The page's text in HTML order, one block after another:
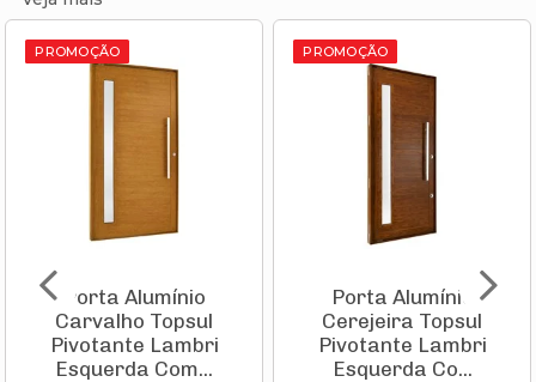
PROMOÇÃO
Porta Alumínio
Carvalho Topsul
Pivotante Lambri
Esquerda Com...
PROMOÇÃO
Porta Alumínio
Cerejeira Topsul
Pivotante Lambri
Esquerda Co...